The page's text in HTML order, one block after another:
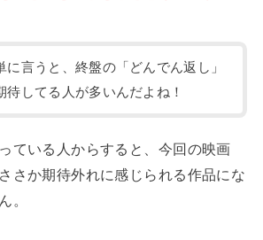
に言うと、終盤の「どんでん返し」
待してる人が多いんだよね！
ている人からすると、今回の映画
さか期待外れに感じられる作品にな
。